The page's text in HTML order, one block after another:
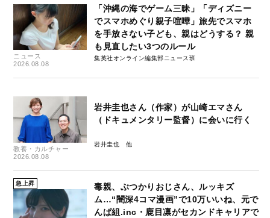
ニュース
2026.08.08
「沖縄の海でゲーム三昧」「ディズニー
でスマホめぐり親子喧嘩」旅先でスマホ
を手放さない子ども、親はどうする？ 親
も見直したい3つのルール
集英社オンライン編集部ニュース班
教養・カルチャー
2026.08.08
岩井圭也さん（作家）が山崎エマさん
（ドキュメンタリー監督）に会いに行く
岩井圭也
急上昇
毒親、ぶつかりおじさん、ルッキズ
ム…“闇深4コマ漫画”で10万いいね、元で
んぱ組.inc・鹿目凛がセカンドキャリアで